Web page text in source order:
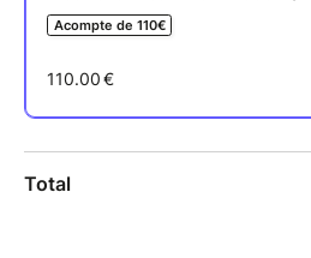
déposer ? Quel espace
pour accueillir la suite ?
Aucune expérience du
comment y accéder.